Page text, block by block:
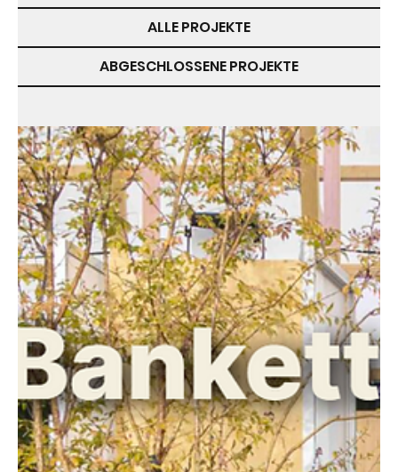
ALLE PROJEKTE
ABGESCHLOSSENE PROJEKTE